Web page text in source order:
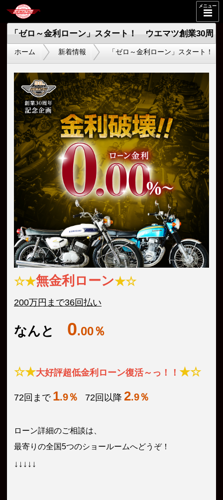
メニュー
「ゼロ～金利ローン」スタート！ ウエマツ創業30周
年記念 期間限定企画
ホーム 新着情報 「ゼロ～金利ローン」スタート！
☆★無金利ローン★☆
200万円まで36回払い
なんと 0.00％
☆★大好評超低金利ローン復活～っ！！ ★☆
72回まで 1.9％ 72回以降 2.9％
ローン詳細のご相談は、
最寄りの全国5つのショールームへどうぞ！
↓↓↓↓↓